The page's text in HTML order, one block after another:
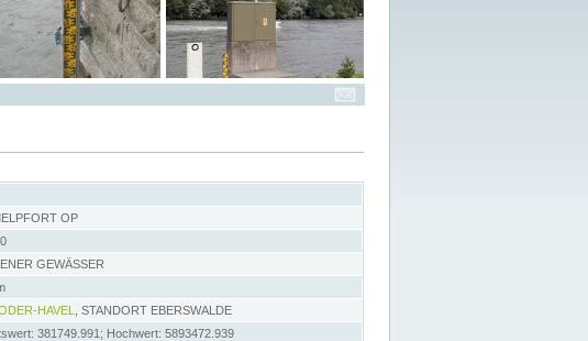
OP
GEWÄSSER
HAVEL
, STANDORT EBERSWALDE
381749.991; Hochwert: 5893472.939